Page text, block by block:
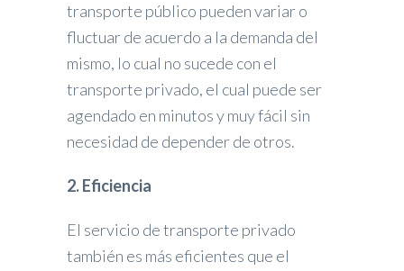
transporte público pueden variar o
fluctuar de acuerdo a la demanda del
mismo, lo cual no sucede con el
transporte privado, el cual puede ser
agendado en minutos y muy fácil sin
necesidad de depender de otros.
2. Eficiencia
El servicio de transporte privado
también es más eficientes que el